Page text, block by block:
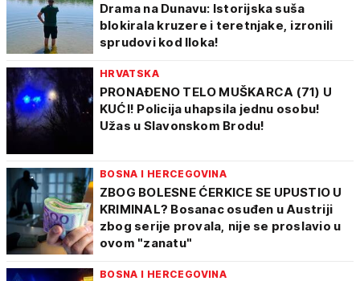
Drama na Dunavu: Istorijska suša
blokirala kruzere i teretnjake, izronili
sprudovi kod Iloka!
HRVATSKA
PRONAĐENO TELO MUŠKARCA (71) U
KUĆI! Policija uhapsila jednu osobu!
Užas u Slavonskom Brodu!
BOSNA I HERCEGOVINA
ZBOG BOLESNE ĆERKICE SE UPUSTIO U
KRIMINAL? Bosanac osuđen u Austriji
zbog serije provala, nije se proslavio u
ovom "zanatu"
BOSNA I HERCEGOVINA